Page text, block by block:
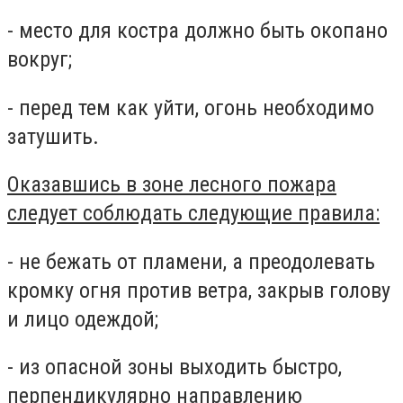
- место для костра должно быть окопано
вокруг;
- перед тем как уйти, огонь необходимо
затушить.
Оказавшись в зоне лесного пожара
следует соблюдать следующие правила:
- не бежать от пламени, а преодолевать
кромку огня против ветра, закрыв голову
и лицо одеждой;
- из опасной зоны выходить быстро,
перпендикулярно направлению